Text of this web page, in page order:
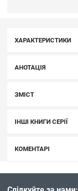
ХАРАКТЕРИСТИКИ
АНОТАЦІЯ
ЗМІСТ
ІНШІ КНИГИ СЕРІЇ
КОМЕНТАРІ